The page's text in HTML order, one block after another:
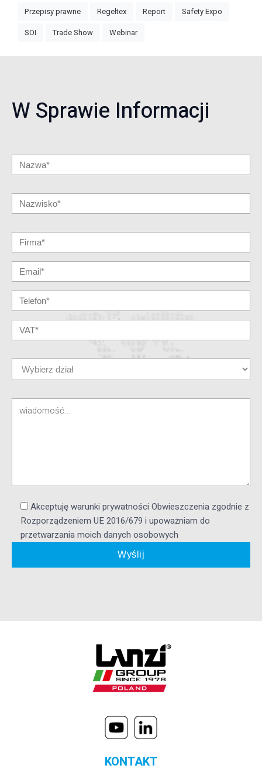
Przepisy prawne
Regeltex Report
Safety Expo
SOI
Trade Show Webinar
W Sprawie Informacji
Akceptuję warunki prywatności Obwieszczenia zgodnie z
Rozporządzeniem UE 2016/679 i upoważniam do
przetwarzania moich danych osobowych
KONTAKT